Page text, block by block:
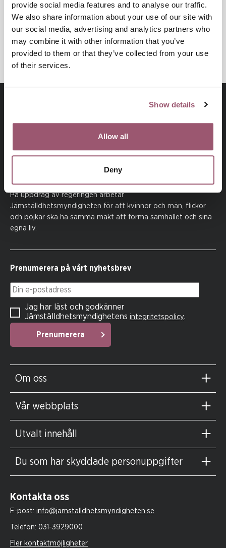
provide social media features and to analyse our traffic.
We also share information about your use of our site with
our social media, advertising and analytics partners who
may combine it with other information that you’ve
provided to them or that they’ve collected from your use
of their services.
Show details
Allow all
Deny
Dela
Skriv ut
På uppdrag av regeringen arbetar
Jämställdhetsmyndigheten för att kvinnor och män, flickor
och pojkar ska ha samma makt att forma samhället och sina
egna liv.
Prenumerera på vårt nyhetsbrev
Din e-postadress
Prenumerera
Jag har läst och godkänner
Jämställdhetsmyndighetens integritetspolicy.
Om oss
Vår webbplats
Utvalt innehåll
Du som har skyddade personuppgifter
Kontakta oss
E-post: info@jamstalldhetsmyndigheten.se
Telefon: 031-3929000
Fler kontaktmöjligheter